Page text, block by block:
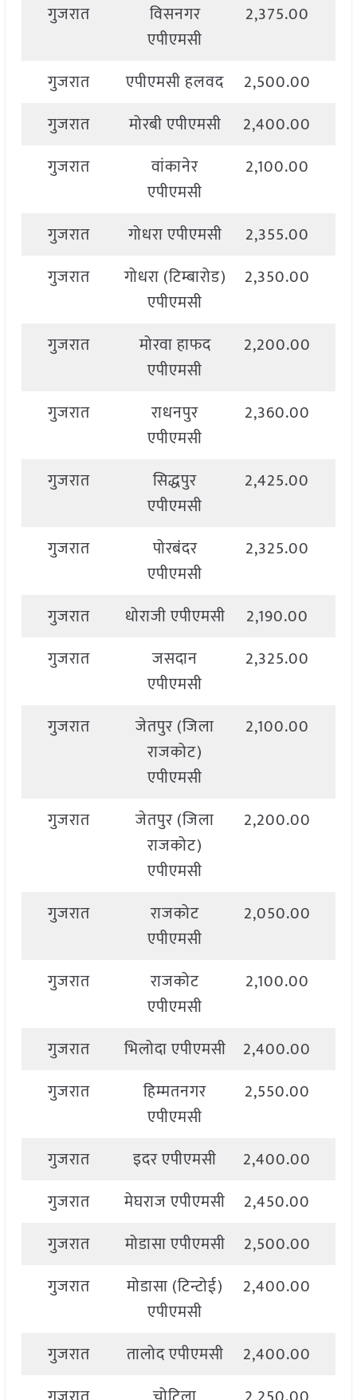
गुजरात
विसनगर
एपीएमसी
2,375.00
गुजरात एपीएमसी हलवद 2,500.00
गुजरात
मोरबी एपीएमसी 2,400.00
गुजरात
वांकानेर
एपीएमसी
2,100.00
गुजरात गोधरा एपीएमसी 2,355.00
गुजरात
गोधरा (टिम्बारोड)
एपीएमसी
2,350.00
गुजरात
मोरवा हाफद
एपीएमसी
2,200.00
गुजरात
राधनपुर
एपीएमसी
2,360.00
गुजरात
सिद्धपुर
एपीएमसी
2,425.00
गुजरात
पोरबंदर
एपीएमसी
2,325.00
गुजरात धोराजी एपीएमसी 2,190.00
गुजरात
जसदान
एपीएमसी
2,325.00
गुजरात
जेतपुर (जिला
राजकोट)
एपीएमसी
2,100.00
गुजरात
जेतपुर (जिला
राजकोट)
एपीएमसी
2,200.00
गुजरात
राजकोट
एपीएमसी
2,050.00
गुजरात
राजकोट
एपीएमसी
2,100.00
गुजरात भिलोदा एपीएमसी 2,400.00
गुजरात
हिम्मतनगर
एपीएमसी
2,550.00
गुजरात इदर एपीएमसी 2,400.00
गुजरात
मेघराज एपीएमसी 2,450.00
गुजरात
मोडासा एपीएमसी 2,500.00
गुजरात
मोडासा (टिन्टोई)
एपीएमसी
2,400.00
गुजरात तालोद एपीएमसी 2,400.00